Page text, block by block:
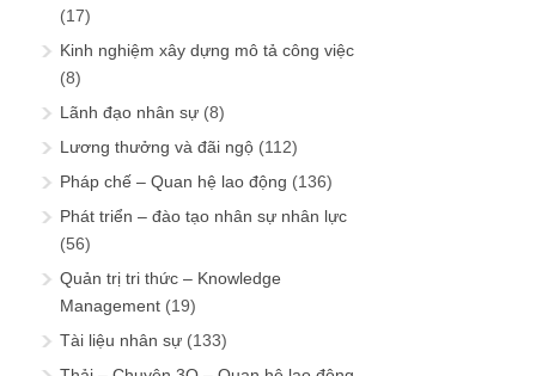
(17)
Kinh nghiệm xây dựng mô tả công việc
(8)
Lãnh đạo nhân sự (8)
Lương thưởng và đãi ngộ (112)
Pháp chế – Quan hệ lao động (136)
Phát triển – đào tạo nhân sự nhân lực
(56)
Quản trị tri thức – Knowledge
Management (19)
Tài liệu nhân sự (133)